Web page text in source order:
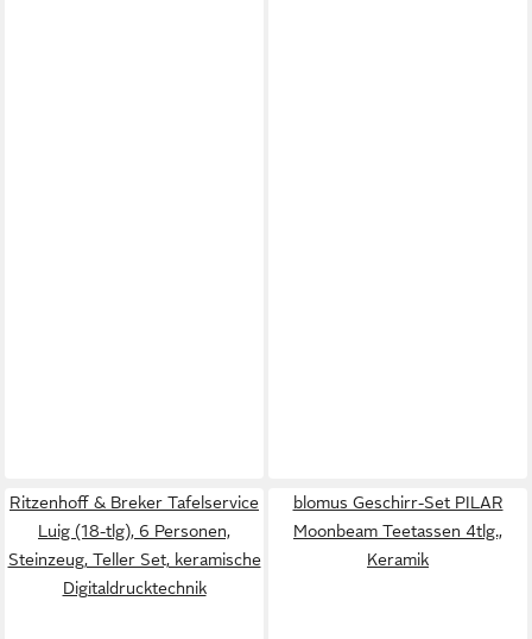
Ritzenhoff & Breker Tafelservice
Luig (18-tlg), 6 Personen,
Steinzeug, Teller Set, keramische
Digitaldrucktechnik
blomus Geschirr-Set PILAR
Moonbeam Teetassen 4tlg.,
Keramik